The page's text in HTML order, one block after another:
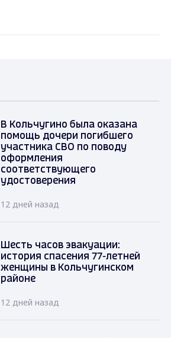
В Кольчугино была оказана
помощь дочери погибшего
участника СВО по поводу
оформления
соответствующего
удостоверения
12 дней назад
Шесть часов эвакуации:
история спасения 77-летней
женщины в Кольчугинском
районе
12 дней назад